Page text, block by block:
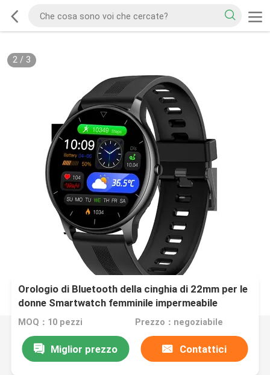
2/ 3
Orologio di Bluetooth della cinghia di 22mm per le
donne Smartwatch femminile impermeabile
MOQ：10 pezzi Prezzo：negoziabile
Miglior prezzo Contattici